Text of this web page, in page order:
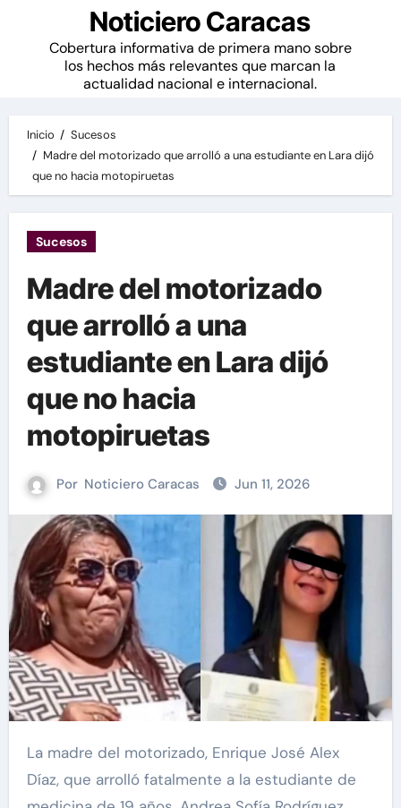
Noticiero Caracas
Cobertura informativa de primera mano sobre
los hechos más relevantes que marcan la
actualidad nacional e internacional.
Inicio
Sucesos
Madre del motorizado que arrolló a una estudiante en Lara dijó
que no hacia motopiruetas
Sucesos
Madre del motorizado
que arrolló a una
estudiante en Lara dijó
que no hacia
motopiruetas
Por Noticiero Caracas Jun 11, 2026
La madre del motorizado, Enrique José Alex
Díaz, que arrolló fatalmente a la estudiante de